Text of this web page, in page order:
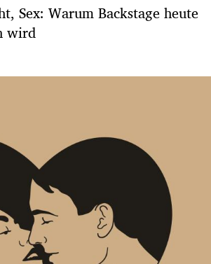
Sex: Warum Backstage heute
wird